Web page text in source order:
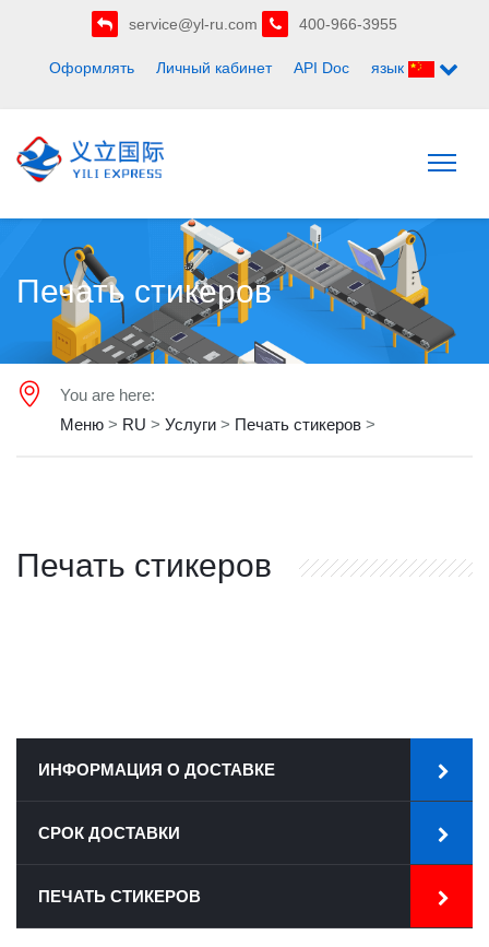
service@yl-ru.com 400-966-3955
Оформлять Личный кабинет API Doc язык
Печать стикеров
You are here:
Меню > RU > Услуги > Печать стикеров >
Печать стикеров
ИНФОРМАЦИЯ О ДОСТАВКЕ
СРОК ДОСТАВКИ
ПЕЧАТЬ СТИКЕРОВ